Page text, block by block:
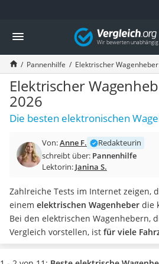
Die beliebtesten Vergleiche nach
Auto & Motor
Fahrradträger-Anhängerkupplung (4
Fahrradträger
Fahrradträger (Anhängerkupplung)
Fahrradträger 3 Fahrräder
Benzinkanister (20 l)
Dashcam
Benzinkanister
Marderschreck
AGM-Batterie Wohnmobil
Thule-Fahrradträger
FM-Transmitter
Sommerreifen 205/55 R16
Autobatterie-Ladegerät
Vergleich
Pannenhilfe Elektrischer
Elektrischer
2026
Die besten elektronischen
Von:Anne F.
Redakteurin
schreibt über: Pannenhilfe
Lektorin: Janina S.
Zahlreiche Tests im Internet zeigen,
einem elektrischen Wagenheber die
Bei den elektrischen Wagenhebern,
Vergleich vorstellen, ist für viele
Hublastdabei. Vom kleinen Fiat 500
die Variante mit 1,5 Tonnen völlig